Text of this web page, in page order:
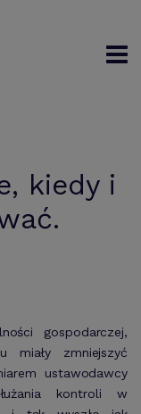
kiedy i
gospodarczej,
zmniejszyć
ustawodawcy
kontroli w